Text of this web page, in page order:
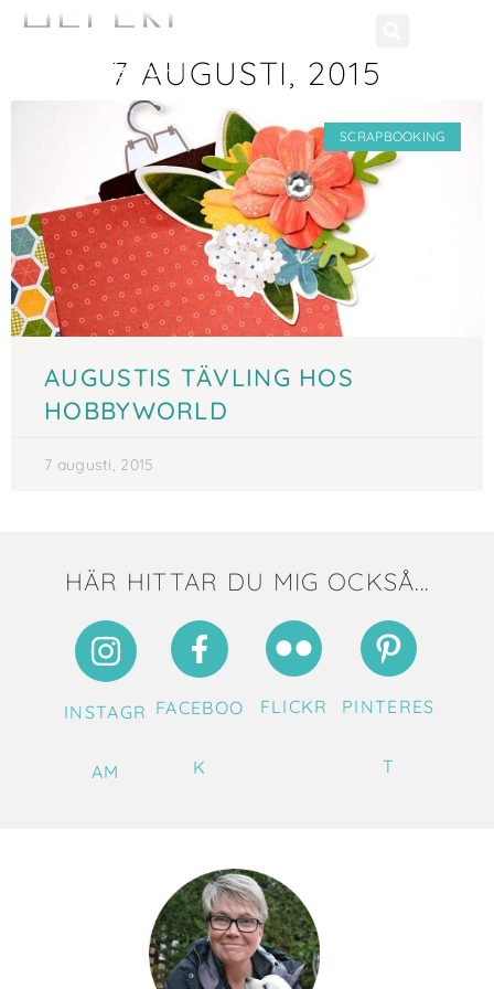
7 AUGUSTI, 2015
SCRAPBOOKING
AUGUSTIS TÄVLING HOS
HOBBYWORLD
7 augusti, 2015
HÄR HITTAR DU MIG OCKSÅ...
INSTAGR
AM
FACEBOO
K
FLICKR PINTERES
T